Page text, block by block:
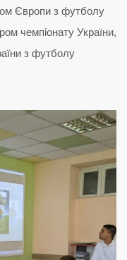
Європи з футболу
чемпіонату України,
з футболу